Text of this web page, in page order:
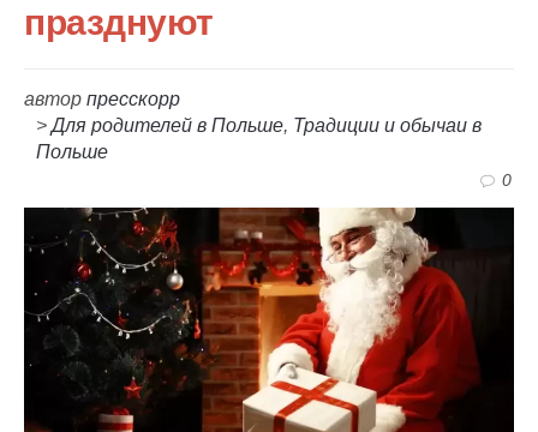
празднуют
автор пресскорр
>Для родителей в Польше, Традиции и обычаи в
Польше
0